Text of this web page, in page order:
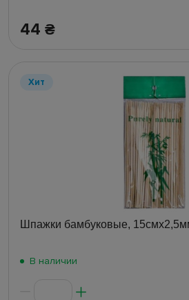
44 ₴
Хит
Шпажки бамбуковые,
В наличии